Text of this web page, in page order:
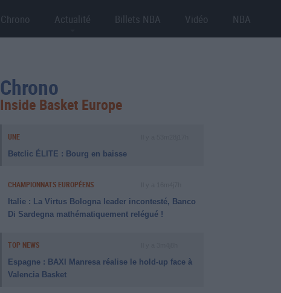
Chrono Actualité Billets NBA Vidéo NBA
Chrono
Inside Basket Europe
UNE
Betclic ÉLITE : Bourg en baisse
CHAMPIONNATS EUROPÉENS
Italie : La Virtus Bologna leader incontesté, Banco
Di Sardegna mathématiquement relégué !
TOP NEWS
Espagne : BAXI Manresa réalise le hold-up face à
Valencia Basket